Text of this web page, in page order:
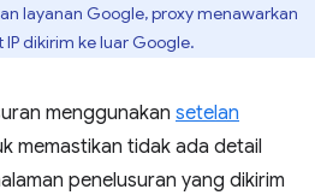
layanan Google, proxy menawarkan
dikirim ke luar Google.
menggunakan setelan
memastikan tidak ada detail
penelusuran yang dikirim